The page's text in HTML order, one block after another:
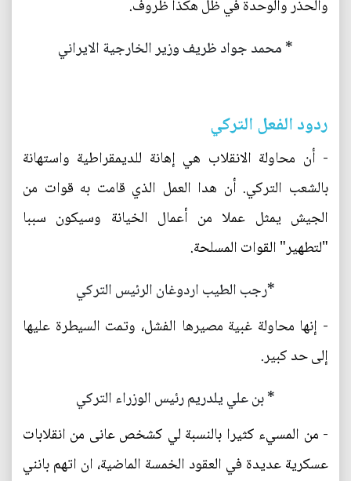
والحذر والوحدة في ظل هكذا ظروف.
* محمد جواد ظريف وزير الخارجية الايراني
ردود الفعل التركي
- أن محاولة الانقلاب هي إهانة للديمقراطية واستهانة
بالشعب التركي. أن هدا العمل الذي قامت به قوات من
الجيش يمثل عملا من أعمال الخيانة وسيكون سببا
"لتطهير" القوات المسلحة.
*رجب الطيب اردوغان الرئيس التركي
- إنها محاولة غبية مصيرها الفشل، وتمت السيطرة عليها
إلى حد كبير.
* بن علي يلدريم رئيس الوزراء التركي
- من المسيء كثيرا بالنسبة لي كشخص عانى من انقلابات
عسكرية عديدة في العقود الخمسة الماضية، ان اتهم بانني